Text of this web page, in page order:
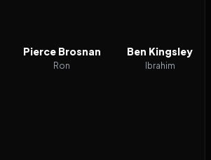
Pierce Brosnan
Ron
Ben Kingsley
Ibrahim